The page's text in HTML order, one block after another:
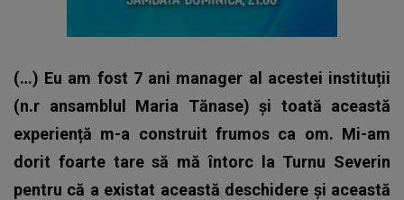
(…) Eu am fost 7 ani manager al acestei instituții
(n.r ansamblul Maria Tănase) și toată această
experiență m-a construit frumos ca om. Mi-am
dorit foarte tare să mă întorc la Turnu Severin
pentru că a existat această deschidere și această